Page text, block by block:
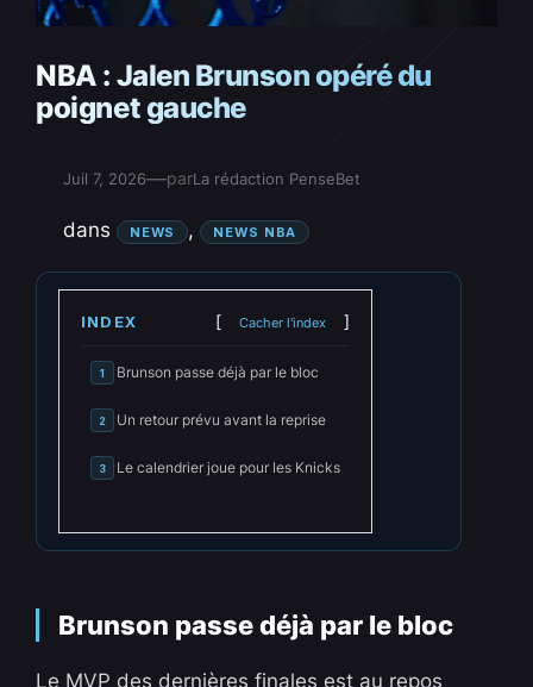
NBA : Jalen Brunson opéré du
poignet gauche
Juil 7, 2026—parLa rédaction PenseBet
dans NEWS , NEWS NBA
INDEX Cacher l'index
1 Brunson passe déjà par le bloc
2 Un retour prévu avant la reprise
3 Le calendrier joue pour les Knicks
Brunson passe déjà par le bloc
Le MVP des dernières finales est au repos